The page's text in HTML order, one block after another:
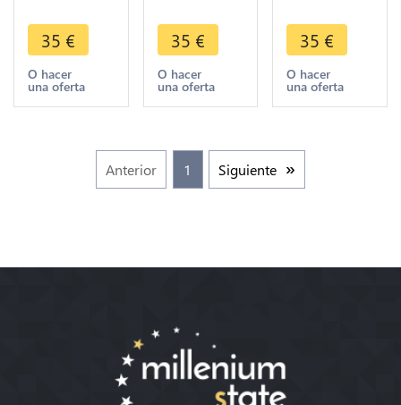
Rechenpfennig
Venus
Nuremberg
Johann
35 €
O hacer
una oferta
Rechenpfennig
Venus
Nuremberg
Johann
>Offer
35 €
O hacer
una oferta
Rechenpfennig
Venus
Nuremberg
Johann
35 €
O hacer
una oferta
Anterior 1 Siguiente